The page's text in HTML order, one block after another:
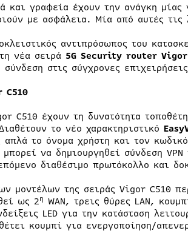
και γραφεία έχουν την ανάγκη
με ασφάλεια. Μία από αυτές
αντιπρόσωπος του
νέα σειρά 5G Security router Vigor
στις σύγχρονες
C510
C510 έχουν τη δυνατότητα
το νέο χαρακτηριστικό
απλά το όνομα χρήστη και τον
να δημιουργηθεί σύνδεση
διαθέσιμο πρωτόκολλο και
της σειράς Vigor C510
ως 2η WAN, τρεις θύρες LAN,
LED για την κατάσταση
κουμπί για ενεργοποίηση/